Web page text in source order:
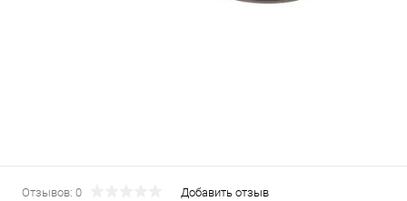
Отзывов: 0
Добавить отзыв